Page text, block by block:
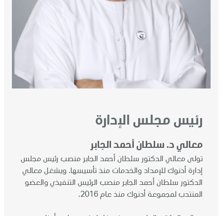
رئيس مجلس الإدارة
معالي د. سلطان أحمد الجابر
تولى معالي الدكتور سلطان أحمد الجابر منصب رئيس مجلس
إدارة أدنوك للإمداد والخدمات منذ تأسيسها. ويشغل معالي
الدكتور سلطان أحمد الجابر منصب الرئيس التنفيذي والعضو
المنتدب لمجموعة أدنوك منذ عام 2016.